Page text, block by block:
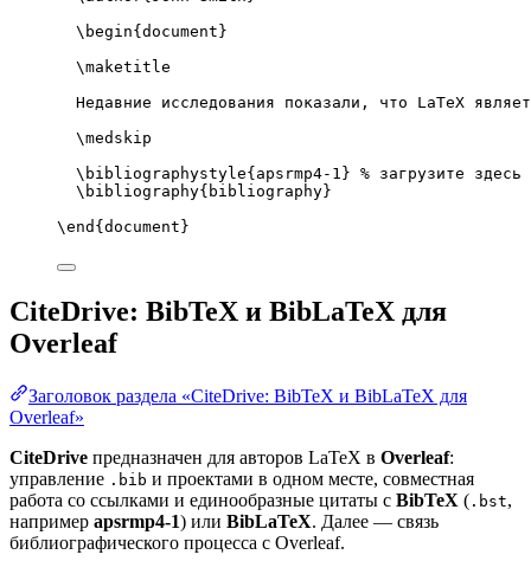
\begin{ document }
\maketitle
Недавние исследования показали, что LaTeX
\medskip
\bibliographystyle{apsrmp4-1} % загрузите
\bibliography{bibliography}
\end { document }
CiteDrive: BibTeX и BibLaTeX для
Overleaf
Заголовок раздела «CiteDrive: BibTeX и BibLaTeX для
Overleaf»
CiteDrive предназначен для авторов LaTeX в Overleaf:
управление .bib и проектами в одном месте, совместная
работа со ссылками и единообразные цитаты с BibTeX ( .bst,
например apsrmp4-1) или BibLaTeX. Далее — связь
библиографического процесса с Overleaf.